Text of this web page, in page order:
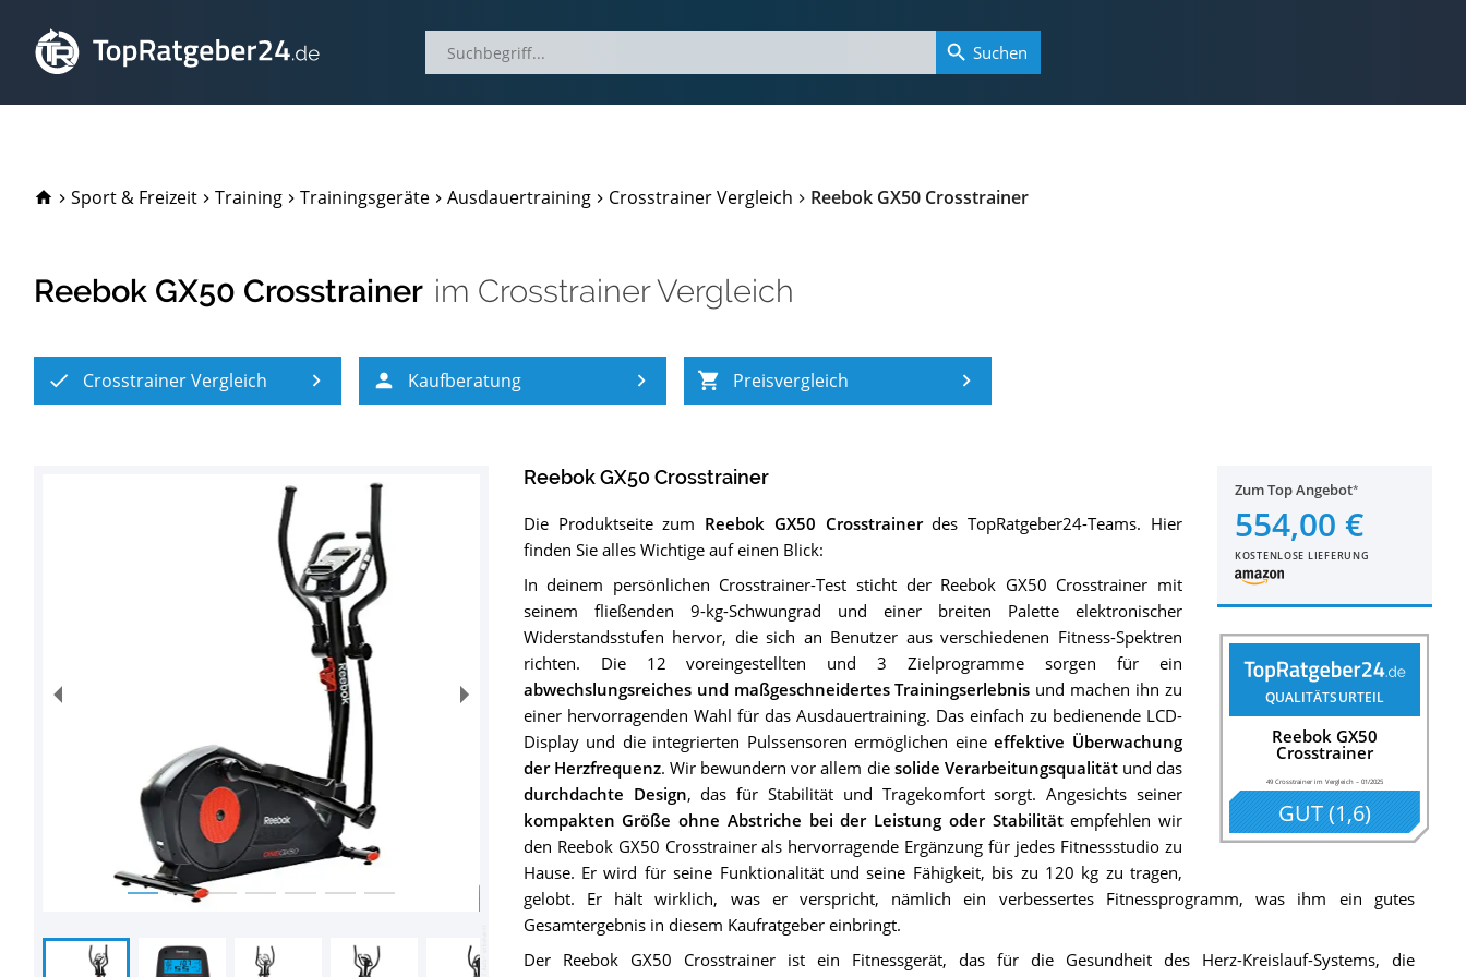
TopRatgeber24.de
Sport & Freizeit Training Trainingsgeräte Ausdauertraining Crosstrainer Vergleich Reebok GX50 Crosstrainer
Reebok GX50 Crosstrainer im Crosstrainer Vergleich
Crosstrainer Vergleich Kaufberatung Preisvergleich
Zum Top Angebot
554,00 €
KOSTENLOSE LIEFERUNG
QUALITÄTSURTEIL
Reebok GX50
Crosstrainer
49 Crosstrainer im Vergleich– 01/2025
GUT(1,6)
Reebok GX50 Crosstrainer
Die Produktseite zum Reebok GX50 Crosstrainerdes TopRatgeber24-Teams. Hier
finden Sie alles Wichtige auf einen Blick:
In deinem persönlichen Crosstrainer-Test sticht der Reebok GX50 Crosstrainer mit
seinem fließenden 9-kg-Schwungrad und einer breiten Palette elektronischer
Widerstandsstufen hervor, die sich an Benutzer aus verschiedenen Fitness-Spektren
richten. Die 12 voreingestellten und 3 Zielprogramme sorgen für ein
abwechslungsreiches und maßgeschneidertes Trainingserlebnis und machen ihn zu
einer hervorragenden Wahl für das Ausdauertraining. Das einfach zu bedienende LCD-
Display und die integrierten Pulssensoren ermöglichen eineeffektive Überwachung
der Herzfrequenz. Wir bewundern vor allem die solide Verarbeitungsqualitätund das
durchdachte Design, das für Stabilität und Tragekomfort sorgt. Angesichts seiner
kompakten Größe ohne Abstriche bei der Leistung oder Stabilitätempfehlen wir
den Reebok GX50 Crosstrainer als hervorragende Ergänzung für jedes Fitnessstudio zu
Hause. Er wird für seine Funktionalität und seine Fähigkeit, bis zu 120 kg zu tragen,
gelobt. Er hält wirklich, was er verspricht, nämlich ein verbessertes Fitnessprogramm, was ihm ein gutes
Gesamtergebnis in diesem Kaufratgeber einbringt.
Der Reebok GX50 Crosstrainer ist ein Fitnessgerät, das für die Gesundheit des Herz-Kreislauf-Systems, die
Suchen